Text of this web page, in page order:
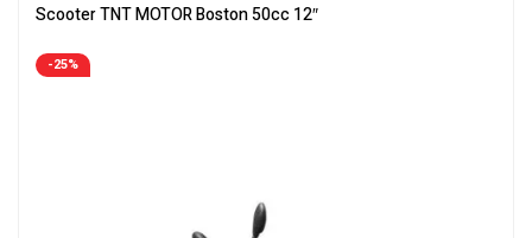
Scooter TNT MOTOR Boston 50cc 12″
-25%